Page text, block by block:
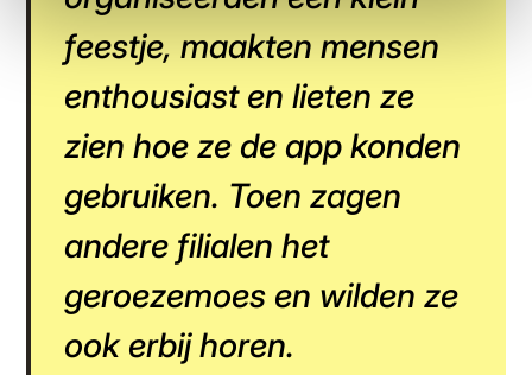
feestje, maakten mensen
enthousiast en lieten ze
zien hoe ze de app konden
gebruiken. Toen zagen
andere filialen het
geroezemoes en wilden ze
ook erbij horen.